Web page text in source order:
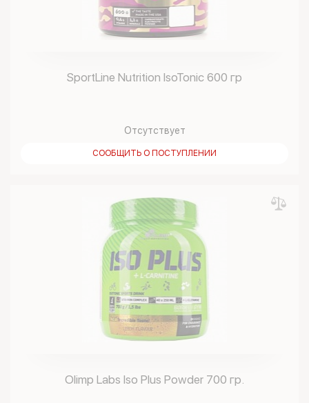
SportLine Nutrition IsoTonic 600 гр
Отсутствует
СООБЩИТЬ О ПОСТУПЛЕНИИ
Olimp Labs Iso Plus Powder 700 гр.